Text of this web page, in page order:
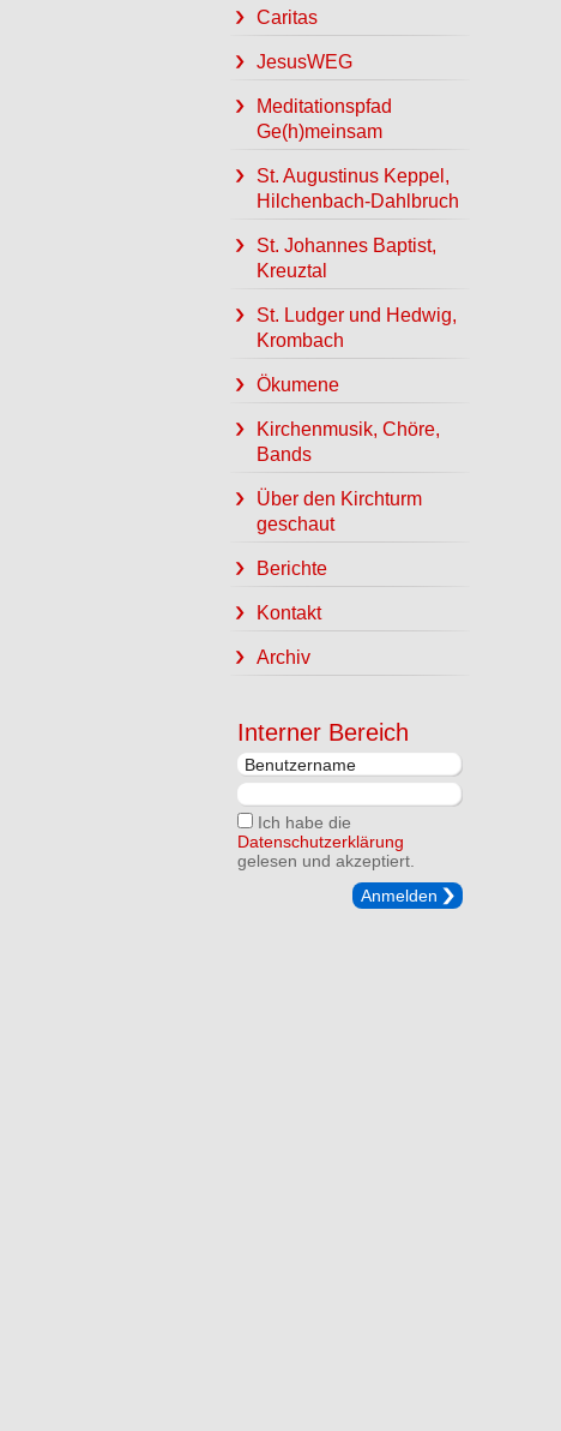
Caritas
JesusWEG
Meditationspfad
Ge(h)meinsam
St. Augustinus Keppel,
Hilchenbach-Dahlbruch
St. Johannes Baptist,
Kreuztal
St. Ludger und Hedwig,
Krombach
Ökumene
Kirchenmusik, Chöre,
Bands
Über den Kirchturm
geschaut
Berichte
Kontakt
Archiv
Interner Bereich
Ich habe die
Datenschutzerklärung
gelesen und akzeptiert.
Anmelden